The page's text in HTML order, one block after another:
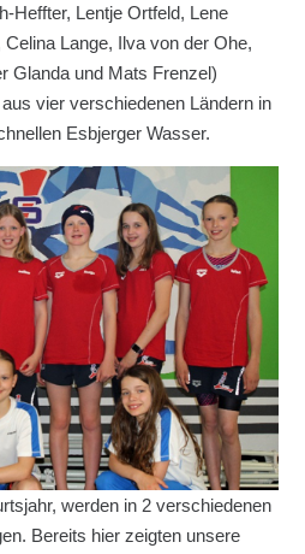
Heffter, Lentje Ortfeld, Lene
Lange, Ilva von der Ohe,
Glanda und Mats Frenzel)
vier verschiedenen Ländern in
Esbjerger Wasser.
werden in 2 verschiedenen
Bereits hier zeigten unsere